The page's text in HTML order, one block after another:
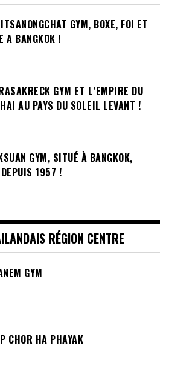
GYM, BOXE, FOI ET
A BANGKOK !
GYM ET L’EMPIRE DU
AU PAYS DU SOLEIL LEVANT !
GYM, SITUÉ À BANGKOK,
1957 !
RÉGION CENTRE
GYM
CHOR HA PHAYAK